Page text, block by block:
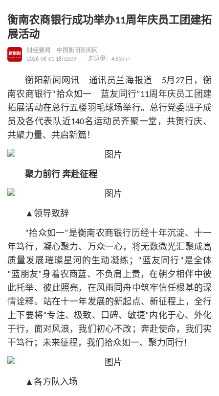
衡南农商银行成功举办11周年庆员工团建拓
展活动
财经要闻
中国衡阳新闻网
2026-06-01 18:32:09
浏览量：4.53万+
衡阳新闻网讯 通讯员兰海报道 5月27日，衡
南农商银行“拾众如一 蓝友同行”11周年庆员工团建
拓展活动在总行五楼羽毛球场举行。总行党委班子成
员及各代表队近140名运动员齐聚一堂，共贺行庆、
共聚力量、共启新篇！
聚力前行 奔赴征程
▲领导致辞
“拾众如一”是衡南农商银行历经十年沉淀、十一
年笃行，凝心聚力、万众一心，将无数微光汇聚成高
质量发展璀璨星河的生动凝练；“蓝友同行”是全体
“蓝朋友”身着农商蓝、不负肩上责，在朝夕相伴中彼
此托举、彼此照亮，在风雨同舟中筑牢信任根基的深
情诠释。站在十一年发展的新起点、新征程上，全行
上下要将“专注、极致、口碑、敏捷”内化于心、外化
于行，面对风浪，我们初心不改；奔赴使命，我们实
干笃行；未来征程，我们拾众如一、聚力同行！
▲各方队入场